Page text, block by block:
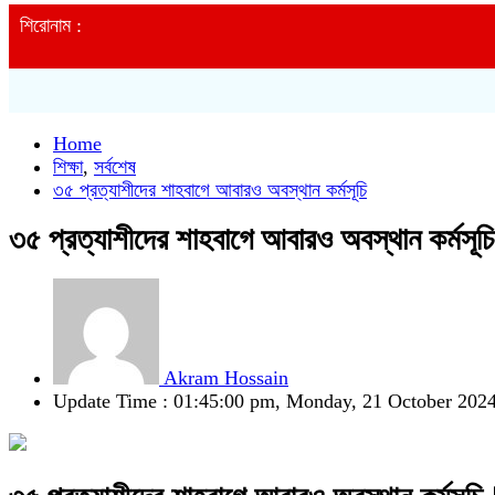
শিরোনাম :
Home
শিক্ষা, সর্বশেষ
৩৫ প্রত্যাশীদের শাহবাগে আবারও অবস্থান কর্মসূচি
৩৫ প্রত্যাশীদের শাহবাগে আবারও অবস্থান কর্মসূচি
Akram Hossain
Update Time : 01:45:00 pm, Monday, 21 October